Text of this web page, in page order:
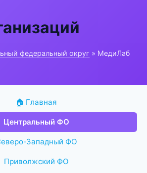
федеральный округ » МедиЛаб
🏠 Главная
Центральный ФО
Западный ФО
Приволжский ФО